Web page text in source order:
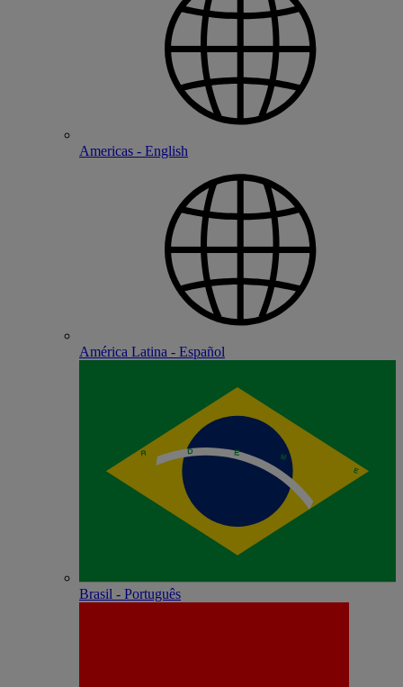
Americas - English
América Latina - Español
Brasil - Português